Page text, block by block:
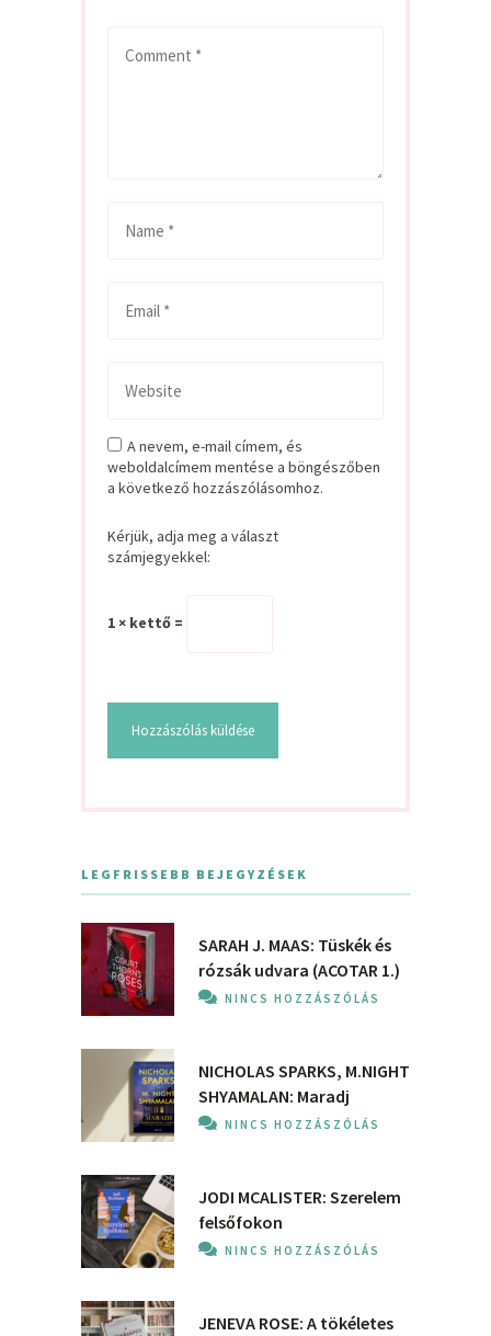
A nevem, e-mail címem, és
weboldalcímem mentése a böngészőben
a következő hozzászólásomhoz.
Kérjük, adja meg a választ
számjegyekkel:
1 × kettő =
LEGFRISSEBB BEJEGYZÉSEK
SARAH J. MAAS: Tüskék és
rózsák udvara (ACOTAR 1.)
NINCS HOZZÁSZÓLÁS
NICHOLAS SPARKS, M.NIGHT
SHYAMALAN: Maradj
NINCS HOZZÁSZÓLÁS
JODI MCALISTER: Szerelem
felsőfokon
NINCS HOZZÁSZÓLÁS
JENEVA ROSE: A ​tökéletes